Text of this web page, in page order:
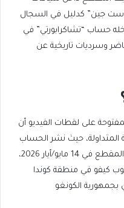
جين” كدليل في السجال
حساب “تشاكرابورتي” في
وسرديات تاريخية عن
على لقطات الفيديو أن
المتداولة، حيث نشر الحساب
الرسمي لمنصة “كيفو مورنينغ بوست” المقطع في 14 مايو/أيار 2026،
100 مدني من جنوب كيفو في منطقة كوندا
بجمهورية الكونغو